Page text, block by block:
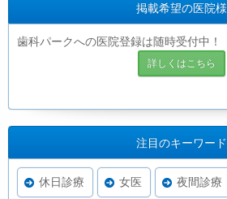
掲載希望の医院様
歯科パークへの医院登録は随時受付中！
詳しくはこちら
注目のキーワード
休日診療 女医 夜間診療